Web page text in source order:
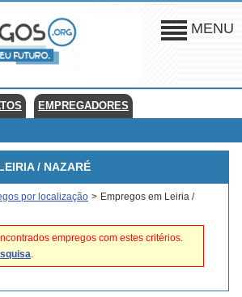
MENU
EMPREGADORES
/ NAZARÉ
por localização > Empregos em Leiria /
empregos com estes critérios.
.